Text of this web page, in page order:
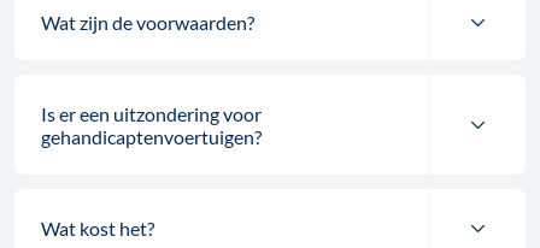
Wat zijn de voorwaarden?
Is er een uitzondering voor
gehandicaptenvoertuigen?
Wat kost het?